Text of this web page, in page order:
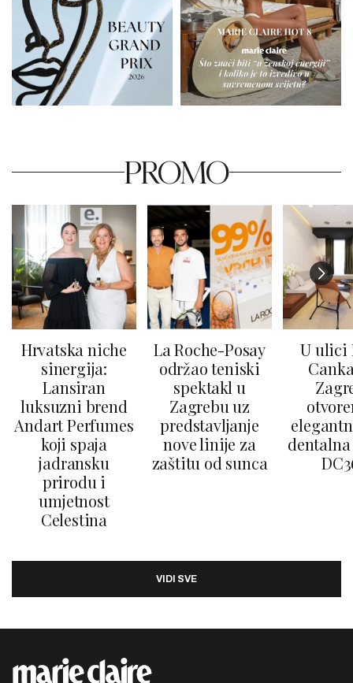
PROMO
Hrvatska niche
sinergija:
Lansiran
luksuzni brend
Andart Perfumes
koji spaja
jadransku
prirodu i
umjetnost
Celestina
La Roche-Posay
održao teniski
spektakl u
Zagrebu uz
predstavljanje
nove linije za
zaštitu od sunca
U ulici
VIDI SVE